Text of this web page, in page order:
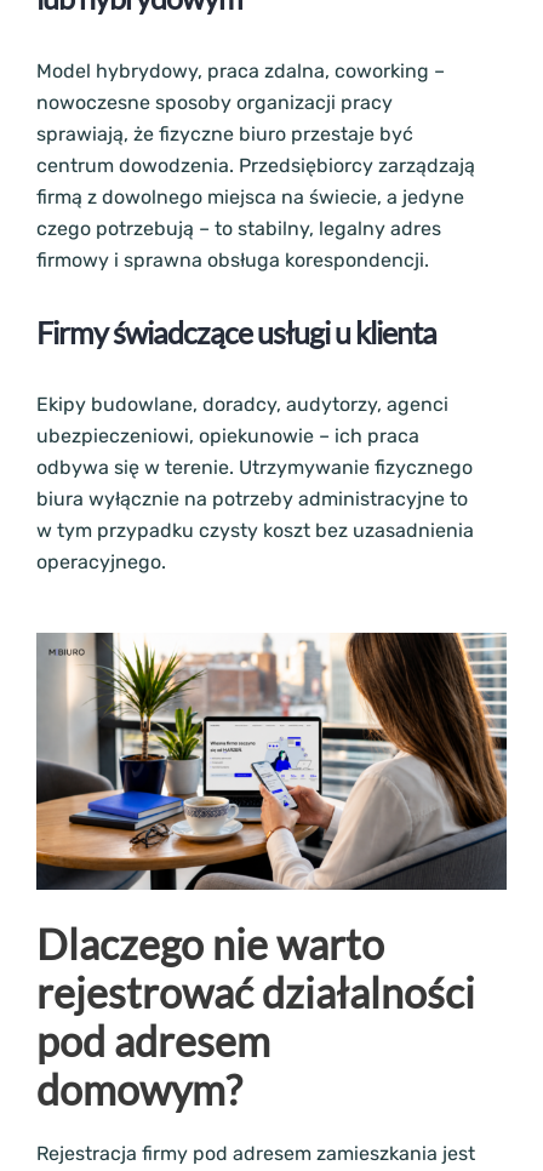
Model hybrydowy, praca zdalna, coworking –
nowoczesne sposoby organizacji pracy
sprawiają, że fizyczne biuro przestaje być
centrum dowodzenia. Przedsiębiorcy zarządzają
firmą z dowolnego miejsca na świecie, a jedyne
czego potrzebują – to stabilny, legalny adres
firmowy i sprawna obsługa korespondencji.
Firmy świadczące usługi u klienta
Ekipy budowlane, doradcy, audytorzy, agenci
ubezpieczeniowi, opiekunowie – ich praca
odbywa się w terenie. Utrzymywanie fizycznego
biura wyłącznie na potrzeby administracyjne to
w tym przypadku czysty koszt bez uzasadnienia
operacyjnego.
Dlaczego nie warto
rejestrować działalności
pod adresem
domowym?
Rejestracja firmy pod adresem zamieszkania jest